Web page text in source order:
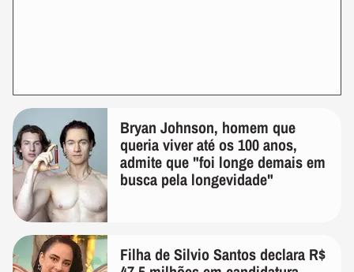
Bryan Johnson, homem que
queria viver até os 100 anos,
admite que "foi longe demais em
busca pela longevidade"
Filha de Silvio Santos declara R$